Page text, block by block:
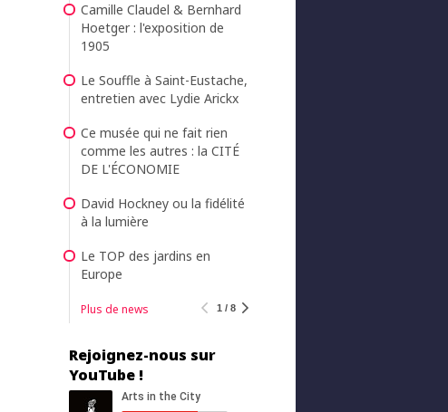
Camille Claudel & Bernhard
Hoetger : l'exposition de
1905
Le Souffle à Saint-Eustache,
entretien avec Lydie Arickx
Ce musée qui ne fait rien
comme les autres : la CITÉ
DE L'ÉCONOMIE
David Hockney ou la fidélité
à la lumière
Le TOP des jardins en
Europe
Plus de news 1 / 8
Rejoignez-nous sur
YouTube !